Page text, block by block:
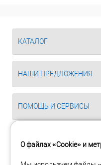
КАТАЛОГ
НАШИ ПРЕДЛОЖЕНИЯ
ПОМОЩЬ И СЕРВИСЫ
О файлах «Cookie» и